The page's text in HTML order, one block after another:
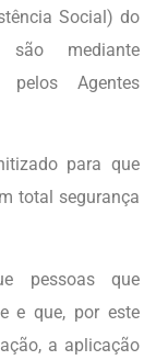
Social) do
mediante
pelos Agentes
para que
total segurança
pessoas que
e que, por este
a aplicação